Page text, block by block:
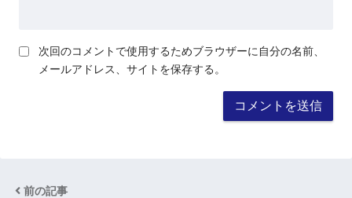
次回のコメントで使用するためブラウザーに自分の名前、
メールアドレス、サイトを保存する。
前の記事